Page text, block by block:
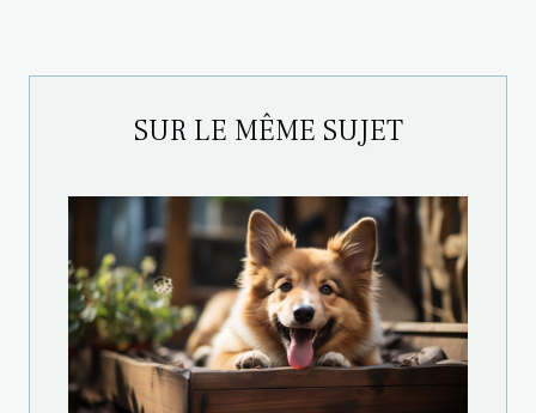
SUR LE MÊME SUJET